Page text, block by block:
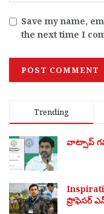
Save my name,
the next time I
Trending
వాట్సాప్
ప్రొఫెసర్